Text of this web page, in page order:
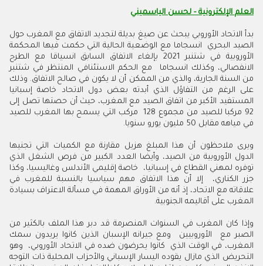
العلم الإلكترونية - لحسن الياسميني
بدأ الاتحاد الأوروبي يبحث عن صيغ بديلة لتجديد الاتفاق مع المغرب حول
الصيد البحري انسجاما مع الوضعية الحالية التي حكمت فيها المحكمة
الأوروبية في شتنبر 2021 بإلغاء الاتفاق السابق انسياقا مع الطرح
الانفصالي، وكذلك انسجاما مع الحكم الاستئنافي المنتظر في شتنبر
من السنة الجارية، والذي من الممكن أن لا يكون في صالح الاتفاق. وذلك
على الرغم من التفاؤل الذي أبدته بعض دول الاتحاد خاصة إسبانيا
المستفيد الأكبر من اتفاق الصيد مع المغرب، حيث أن حصتها تصل إلى
92 مركبا للصيد من مجموع 128 مركب التي يسمح بها المغرب للصيد
في مياهه مقابل 50 مليون يورو سنويا.
ويرى ملاحظون أن هذا المبلغ هزيل مقارنة مع الكميات التي تجنيها
الدول الأوروبية من الصيد، وأيضا العدد الكبير من فرص الشغل الذي
توفره لمهني القطاع في إسبانيا، خاصة إقليمي الأندلس وغاليسيا، وكذا
جزر الكناري، إلا أن هذا الاتفاق مهم سياسيا بالنسبة للمغرب في
علاقاته مع الاتحاد، إذ أنه من الأوراق المهمة في مسألة الاعتراف بسيادة
المغرب على أقاليمه الجنوبية.
وإذا كان المغرب في السنوات المنصرمة قد دبر هذا الملف بالكثير من
الصبر مع الأوروبيين ومع جيرانه الإسبان الذين كانوا يريدون سمك
المغرب، في الوقت الذي كانوا يحرضون ضده في الاتحاد الأوروبي، وهو
التحريض الذي مازال يقوده اليسار الإسباني والأحزاب المحلية ذات التوجه